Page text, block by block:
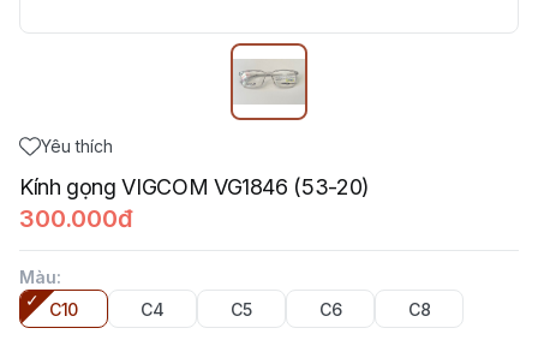
Yêu thích
Kính gọng VIGCOM VG1846 (53-20)
300.000đ
Màu:
C10
C4 C5 C6 C8